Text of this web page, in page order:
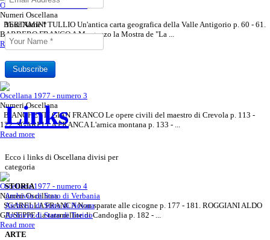
Your Name*
Subscribe
Links
Ecco i links di Oscellana divisi per
categoria
STORIA
Archivio di Stato di Verbania
Archivio di Stato di Novara
Archivio di Stato di Torino
ARTE
Oscellana 1977 - numero 2
Numeri Oscellana
BERTAMINI TULLIO Un'antica carta geografica della Valle Antigorio p. 60 - 61.
BARBERO FRANCO A Mergozzo la Mostra de "La ...
Read more
Oscellana 1977 - numero 3
Numeri Oscellana
BIANCHETTI GIAN FRANCO Le opere civili del maestro di Crevola p. 113 -
122. SGARELLA FRANCA L'arnica montana p. 133 - ...
Read more
Oscellana 1977 - numero 4
Numeri Oscellana
SGARELLA FRANCA Non sparate alle cicogne p. 177 - 181. ROGGIANI ALDO
GIUSEPPE La taramellite di Candoglia p. 182 - ...
Read more